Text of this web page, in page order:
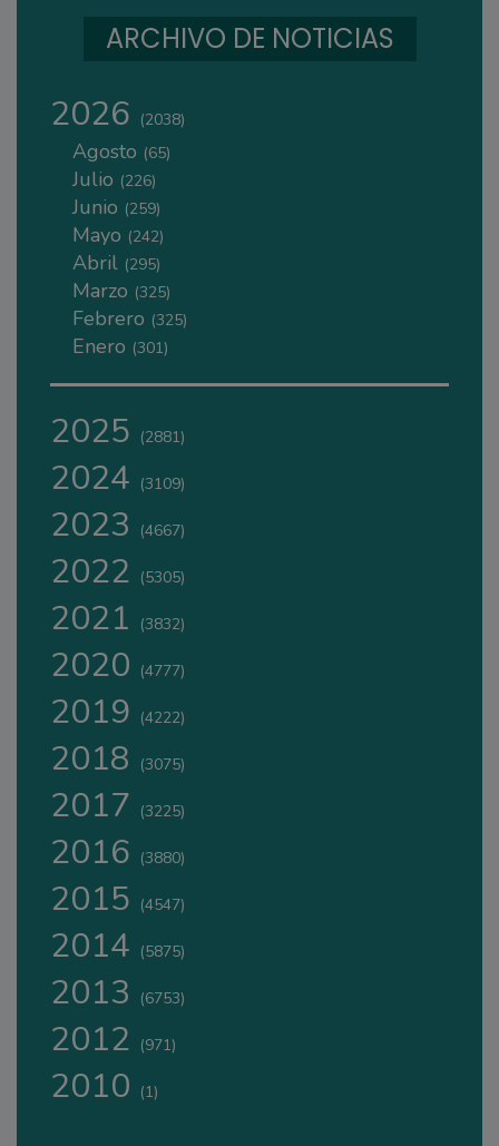
ARCHIVO DE NOTICIAS
2026 (2038)
Agosto (65)
Julio (226)
Junio (259)
Mayo (242)
Abril (295)
Marzo (325)
Febrero (325)
Enero (301)
2025 (2881)
2024 (3109)
2023 (4667)
2022 (5305)
2021 (3832)
2020 (4777)
2019 (4222)
2018 (3075)
2017 (3225)
2016 (3880)
2015 (4547)
2014 (5875)
2013 (6753)
2012 (971)
2010 (1)